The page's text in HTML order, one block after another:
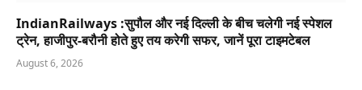
IndianRailways :सुपौल और नई दिल्ली के बीच चलेगी नई स्पेशल
ट्रेन, हाजीपुर-बरौनी होते हुए तय करेगी सफर, जानें पूरा टाइमटेबल
August 6, 2026